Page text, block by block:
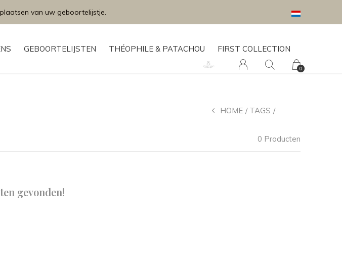
GEBOORTELIJSTEN THÉOPHILE & PATACHOU FIRST COLLECTION
0
van uw geboortelijstje.
HOME TAGS
0 Producten
gevonden!